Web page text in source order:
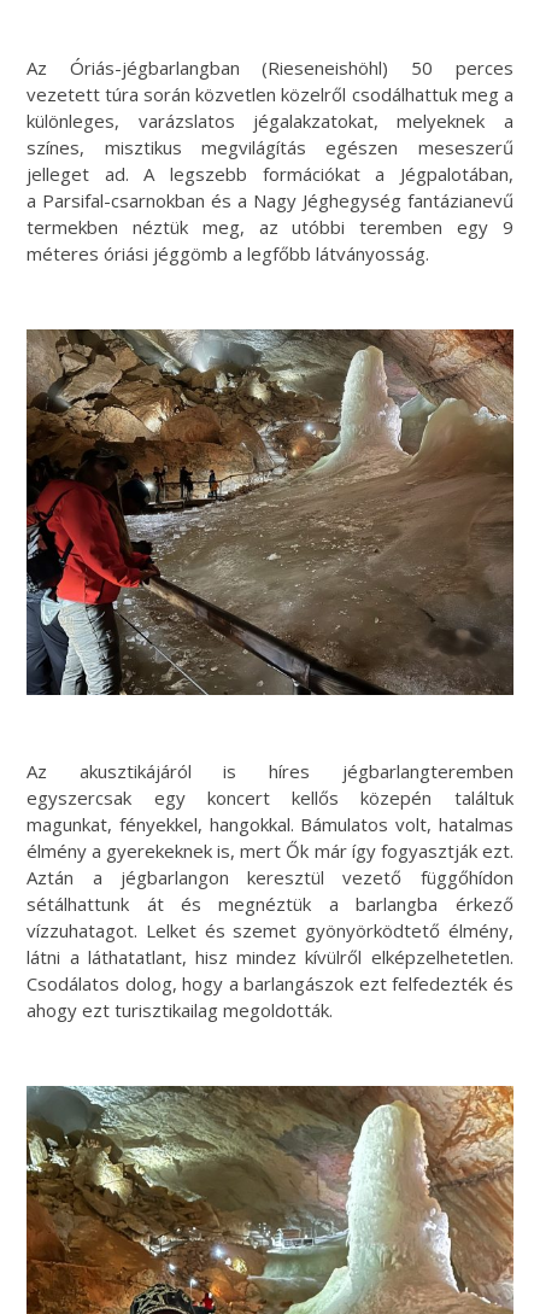
Az Óriás-jégbarlangban (Rieseneishöhl) 50 perces
vezetett túra során közvetlen közelről csodálhattuk meg a
különleges, varázslatos jégalakzatokat, melyeknek a
színes, misztikus megvilágítás egészen meseszerű
jelleget ad. A legszebb formációkat a Jégpalotában,
a Parsifal-csarnokban és a Nagy Jéghegység fantázianevű
termekben néztük meg, az utóbbi teremben egy 9
méteres óriási jéggömb a legfőbb látványosság.
Az akusztikájáról is híres jégbarlangteremben
egyszercsak egy koncert kellős közepén találtuk
magunkat, fényekkel, hangokkal. Bámulatos volt, hatalmas
élmény a gyerekeknek is, mert Ők már így fogyasztják ezt.
Aztán a jégbarlangon keresztül vezető függőhídon
sétálhattunk át és megnéztük a barlangba érkező
vízzuhatagot. Lelket és szemet gyönyörködtető élmény,
látni a láthatatlant, hisz mindez kívülről elképzelhetetlen.
Csodálatos dolog, hogy a barlangászok ezt felfedezték és
ahogy ezt turisztikailag megoldották.